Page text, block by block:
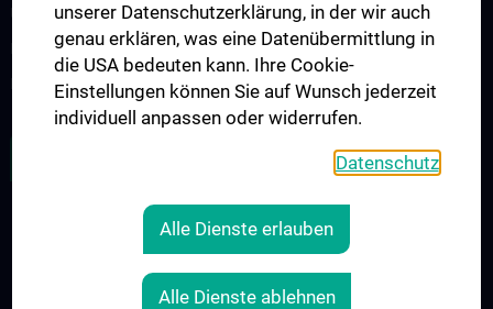
Unfallchirurgisches Forschungslabor
Klinische Prüfärzt:innen
Publikationen
COOKIE-EINSTELLUNGEN
unserer Datenschutzerklärung, in der wir auch
genau erklären, was eine Datenübermittlung in
die USA bedeuten kann. Ihre Cookie-
Einstellungen können Sie auf Wunsch jederzeit
individuell anpassen oder widerrufen.
Datenschutz
Alle Dienste erlauben
Alle Dienste ablehnen